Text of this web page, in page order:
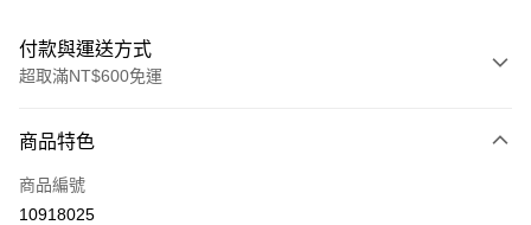
付款與運送方式
超取滿NT$600免運
信用卡一次付款
超商取貨付款
商品特色
商品編號
10918025